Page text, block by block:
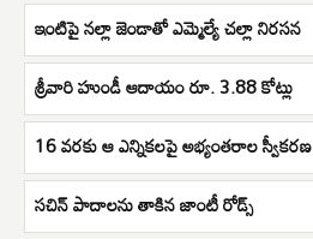
ఇంటిపై నల్లా జెండాతో ఎమ్మెల్యే చల్లా నిరసన
శ్రీవారి హుండీ ఆదాయం రూ. 3.88 కోట్లు
16 వరకు ఆ ఎన్నికలపై అభ్యంతరాల స్వీకరణ
సచిన్ పాదాలను తాకిన జాంటీ రోడ్స్